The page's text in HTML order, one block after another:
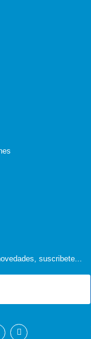
suscribete...